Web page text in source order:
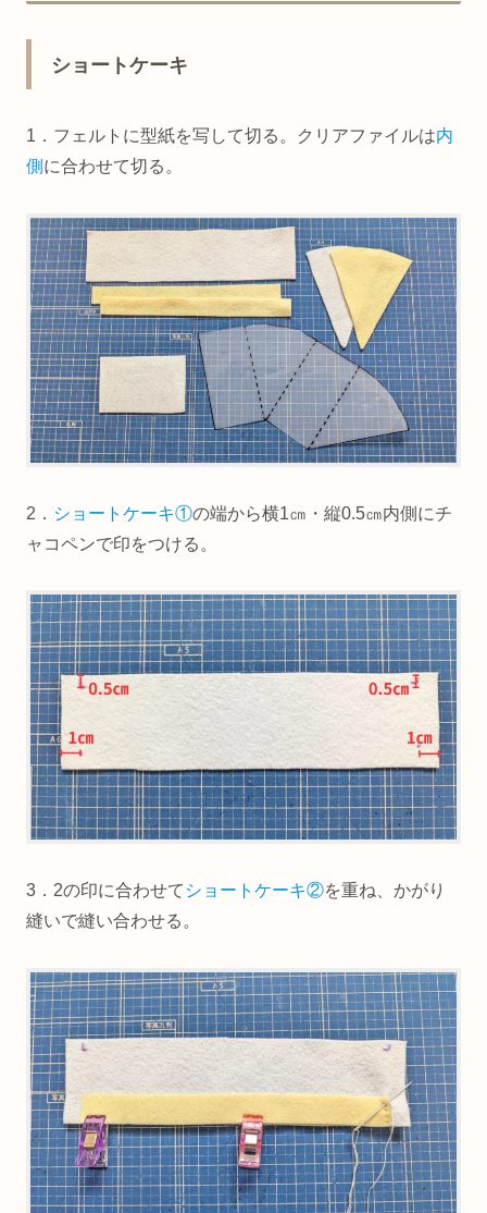
ショートケーキ
1．フェルトに型紙を写して切る。クリアファイルは内
側 に合わせて切る。
2． ショートケーキ①の端から横1㎝・縦0.5㎝内側にチ
ャコペンで印をつける。
3．2の印に合わせて ショートケーキ②を重ね、かがり
縫いで縫い合わせる。